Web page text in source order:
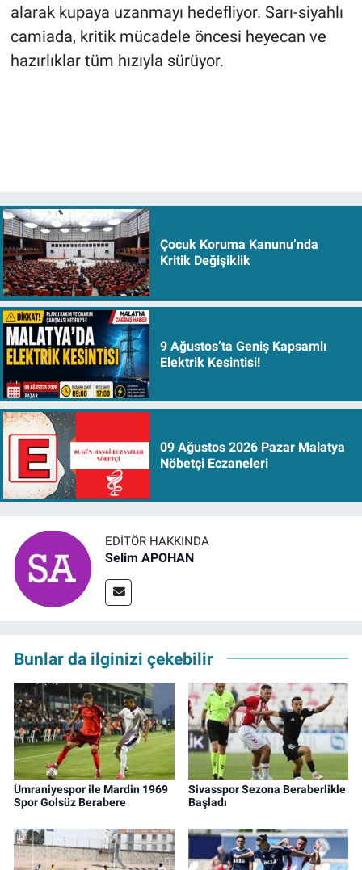
alarak kupaya uzanmayı hedefliyor. Sarı-siyahlı
camiada, kritik mücadele öncesi heyecan ve
hazırlıklar tüm hızıyla sürüyor.
Çocuk Koruma Kanunu’nda
Kritik Değişiklik
9 Ağustos’ta Geniş Kapsamlı
Elektrik Kesintisi!
09 Ağustos 2026 Pazar Malatya
Nöbetçi Eczaneleri
EDITÖR HAKKINDA
Selim APOHAN
Bunlar da ilginizi çekebilir
Ümraniyespor ile Mardin 1969
Spor Golsüz Berabere
Sivasspor Sezona Beraberlikle
Başladı